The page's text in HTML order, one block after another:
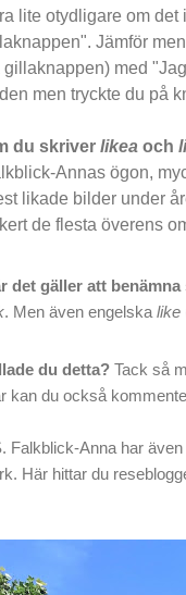
lite otydligare om det
Jämför
gillaknappen) med
men tryckte du på
du skriver likea och
Annas ögon,
likade bilder under
de flesta överens
det gäller att
. Men även engelska like
du detta? Tack så
kan du också
Falkblick-Anna har
Här hittar du